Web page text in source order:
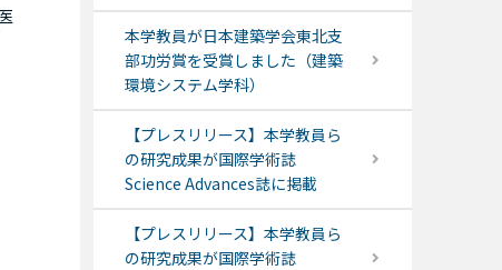
本学教員が日本建築学会東北支
部功労賞を受賞しました（建築
環境システム学科）
【プレスリリース】本学教員ら
の研究成果が国際学術誌
Science Advances誌に掲載
【プレスリリース】本学教員ら
の研究成果が国際学術誌